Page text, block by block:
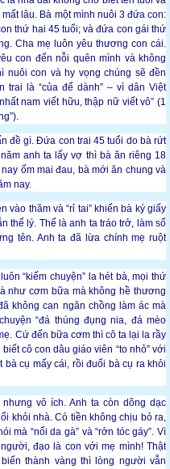
lâu. Bà một mình nuôi 3 đứa con:
thứ hai 45 tuổi; và đứa con gái thứ
Cha mẹ luôn yêu thương con cái.
con đến nỗi quên mình và không
nuôi con và hy vọng chúng sẽ đền
trai là “của để dành” – vì dân Việt
nam viết hữu, thập nữ viết vô” (1
đề gì. Đứa con trai 45 tuổi do bà rứt
anh ta lấy vợ thì bà ăn riêng 18
ốm mai đau, bà mới ăn chung và
nay.
vào thăm và “rỉ tai” khiến bà ký giấy
thể lý. Thế là anh ta tráo trở, làm sổ
tên. Anh ta đã lừa chính mẹ ruột
“kiếm chuyện” la hét bà, mọi thứ
như cơm bữa mà không hề thương
không can ngăn chồng làm ác mà
“đá thúng đụng nia, đá mèo
Cứ đến bữa cơm thì cô ta lại la rầy
cô con dâu giáo viên “to nhỏ” với
cụ mấy cái, rồi đuổi bà cụ ra khỏi
vô ích. Anh ta còn dõng dạc
khỏi nhà. Có tiền không chịu bỏ ra,
mà “nổi da gà” và “rởn tóc gáy”. Vì
đạo là con với mẹ mình! Thật
thành vàng thì lòng người vẫn